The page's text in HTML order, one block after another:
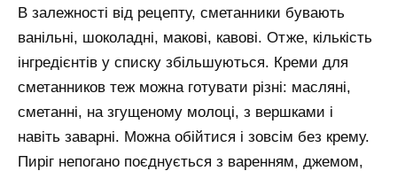
В залежності від рецепту, сметанники бувають
ванільні, шоколадні, макові, кавові. Отже, кількість
інгредієнтів у списку збільшуються. Креми для
сметанников теж можна готувати різні: масляні,
сметанні, на згущеному молоці, з вершками і
навіть заварні. Можна обійтися і зовсім без крему.
Пиріг непогано поєднується з варенням, джемом,